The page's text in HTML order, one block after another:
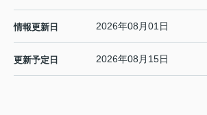
情報更新日 2026年08月01日
更新予定日 2026年08月15日